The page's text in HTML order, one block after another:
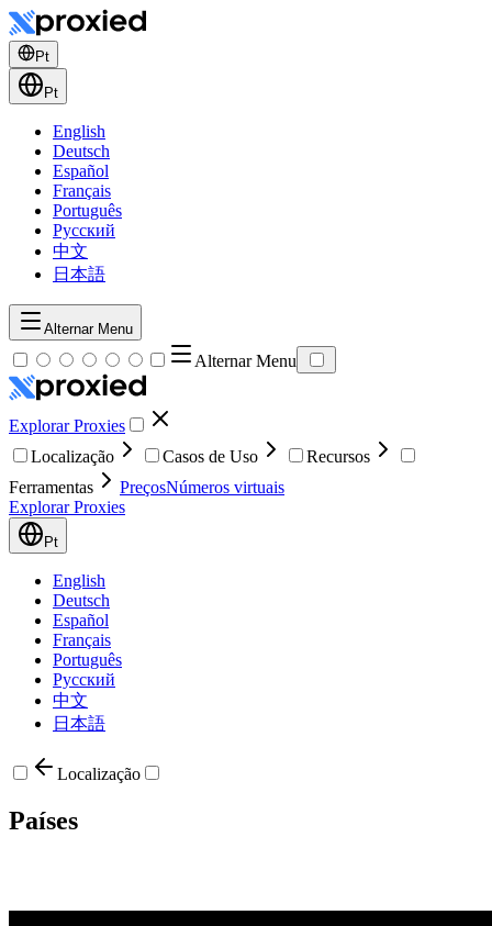
Pt
Pt
English
Deutsch
Español
Français
Português
Русский
中文
日本語
Alternar Menu
Alternar Menu
Explorar Proxies
Localização
Casos de Uso
Recursos
Ferramentas
PreçosNúmeros virtuais
Explorar Proxies
Pt
English
Deutsch
Español
Français
Português
Русский
中文
日本語
Localização
Países